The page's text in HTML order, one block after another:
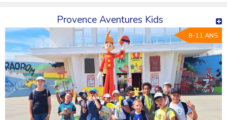
Provence Aventures Kids
8-11 ANS